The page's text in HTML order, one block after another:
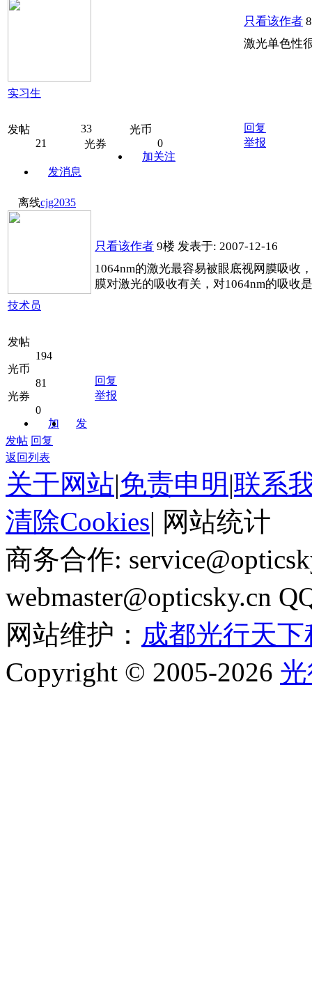
实习生
发帖 33
光币
21
光券
0
加关注
发消息
只看该作者
激光单色性
回复
举报
离线cjg2035
技术员
发帖
194
光币
81
光券
0
加
关注
发
只看该作者 9楼 发表于: 2007-12-16
1064nm的激光最容易被眼底视网膜吸收
膜对激光的吸收有关，对1064nm的吸收
回复
举报
发帖 回复
返回列表
关于网站|免责申明 |联系
清除Cookies| 网站统计
商务合作:
webmaster@opticsky.cn
网站维护： 成都光行天
Copyright © 2005-2026